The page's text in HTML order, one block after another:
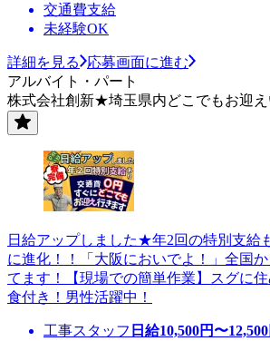
交通費支給
未経験OK
詳細を見る
応募画面に進む
アルバイト・パート
株式会社創新★埼玉県内どこでもお迎
日給アップしました★年2回の特別支給
に進化！！「大阪においでよ！」全国
てます！【現場での簡単作業】スグに
食付き！男性活躍中！
工事スタッフ 日給10,500円〜12,500